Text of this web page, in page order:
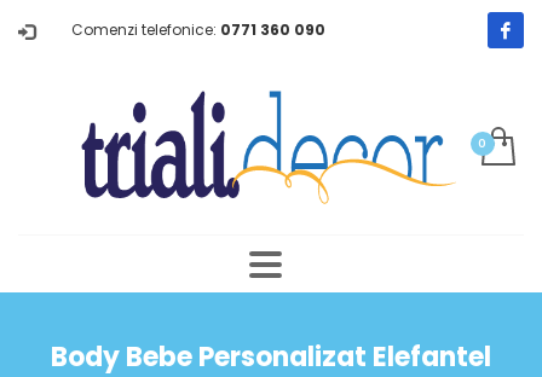
Comenzi telefonice: 0771 360 090
Body Bebe Personalizat Elefantel